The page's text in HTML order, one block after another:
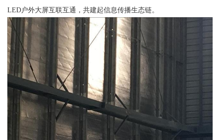
LED户外大屏互联互通，共建起信息传播生态链。